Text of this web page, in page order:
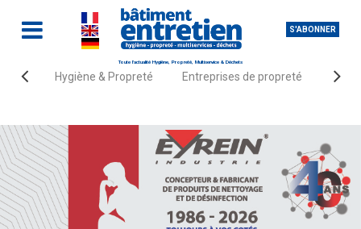
S'ABONNER
Toute l'actualité Hygiène, Propreté, Multiservice & Déchets
Hygiène & Propreté Entreprises de propreté
Accueil Actualités